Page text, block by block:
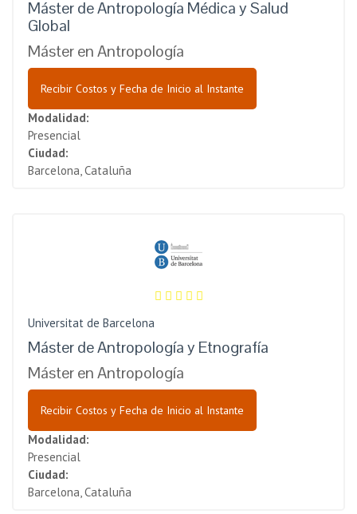
Máster de Antropología Médica y Salud
Global
Máster en Antropología
Recibir Costos y Fecha de Inicio al Instante
Modalidad:
Presencial
Ciudad:
Barcelona, Cataluña
Universitat de Barcelona
Máster de Antropología y Etnografía
Máster en Antropología
Recibir Costos y Fecha de Inicio al Instante
Modalidad:
Presencial
Ciudad:
Barcelona, Cataluña